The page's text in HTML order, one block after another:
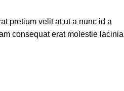
pretium velit at ut a nunc id a
consequat erat molestie lacinia